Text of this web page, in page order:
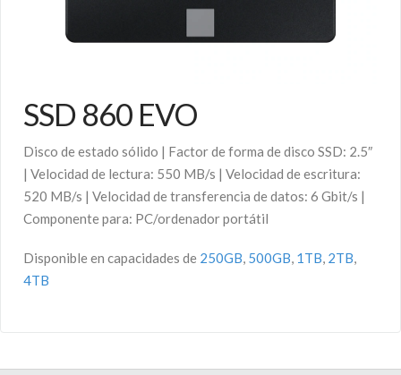
SSD 860 EVO
Disco de estado sólido | Factor de forma de disco SSD: 2.5″
| Velocidad de lectura: 550 MB/s | Velocidad de escritura:
520 MB/s | Velocidad de transferencia de datos: 6 Gbit/s |
Componente para: PC/ordenador portátil
Disponible en capacidades de 250GB, 500GB, 1TB, 2TB,
4TB